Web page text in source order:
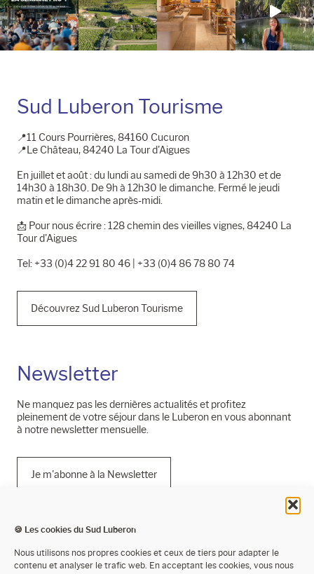
🍪 Les cookies du Sud Luberon
Nous utilisons nos propres cookies et ceux de tiers pour adapter le
contenu et analyser le trafic web. En acceptant les cookies, vous nous
Sud Luberon Tourisme
📍11 Cours Pourrières, 84160 Cucuron
📍Le Château, 84240 La Tour d'Aigues
En juillet et août : du lundi au samedi de 9h30 à 12h30 et de
14h30 à 18h30. De 9h à 12h30 le dimanche. Fermé le jeudi
matin et le dimanche après-midi.
📩​ Pour nous écrire : 128 chemin des vieilles vignes, 84240 La
Tour d'Aigues
Tel: +33 (0)4 22 91 80 46 | +33 (0)4 86 78 80 74
Découvrez Sud Luberon Tourisme
Newsletter
Ne manquez pas les dernières actualités et profitez
pleinement de votre séjour dans le Luberon en vous abonnant
à notre newsletter mensuelle.
Je m'abonne à la Newsletter
Mentions légales